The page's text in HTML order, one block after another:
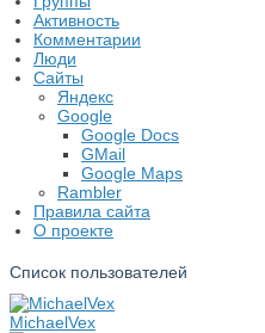
Активность
Комментарии
Люди
Сайты
Яндекс
Google
Google Docs
GMail
Google Maps
Rambler
Правила сайта
О проекте
Список пользователей
MichaelVex